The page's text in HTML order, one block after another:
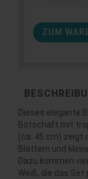
ZUM
Dieses elegante
Botschaft mit
(ca. 45 cm) zeigt
Blättern und
Dazu kommen
Weiß, die das